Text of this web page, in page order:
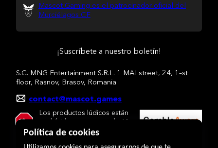
Mascot Gaming es el patrocinador oficial del
Murciélagos CF
S.C. MNG Entertainment S.R.L. 1 MAI street, 24, 1–st
floor, Rasnov, Brasov, Romania
contact@mascot.games
¡Suscríbete a nuestro boletín!
Los productos lúdicos están
prohibidos a menores de 18
años.
Política de cookies